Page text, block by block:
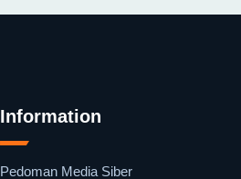
Information
Pedoman Media Siber